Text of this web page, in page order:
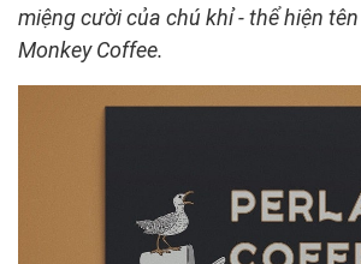
miệng cười của chú khỉ - thể hiện
Monkey Coffee.